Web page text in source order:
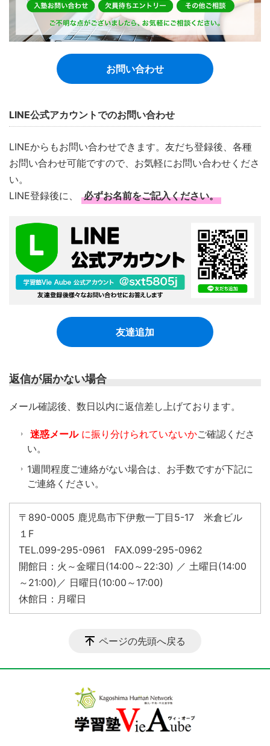
お問い合わせ
LINE公式アカウントでのお問い合わせ
LINEからもお問い合わせできます。友だち登録後、各種
お問い合わせ可能ですので、お気軽にお問い合わせくださ
い。
LINE登録後に、
必ずお名前をご記入ください。
友達追加
返信が届かない場合
​メール確認後、数日以内に返信差し上げております。
迷惑メール に振り分けられていないかご確認くださ
い。
1週間程度ご連絡がない場合は、お手数ですが下記に
ご連絡ください。
〒890-0005 鹿児島市下伊敷一丁目5-17 米倉ビル
１F
TEL.099-295-0961 FAX.099-295-0962
開館日：火～金曜日(14:00～22:30) ／ 土曜日(14:00
～21:00)／ 日曜日(10:00～17:00)
休館日：月曜日
ページの先頭へ戻る